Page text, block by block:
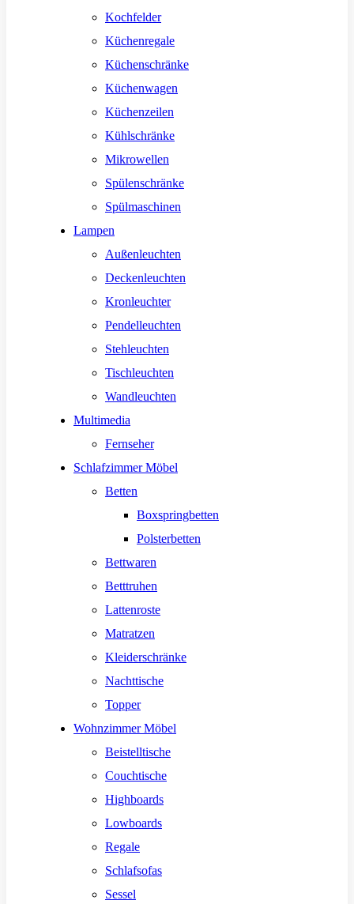
Kochfelder
Küchenregale
Küchenschränke
Küchenwagen
Küchenzeilen
Kühlschränke
Mikrowellen
Spülenschränke
Spülmaschinen
Lampen
Außenleuchten
Deckenleuchten
Kronleuchter
Pendelleuchten
Stehleuchten
Tischleuchten
Wandleuchten
Multimedia
Fernseher
Schlafzimmer Möbel
Betten
Boxspringbetten
Polsterbetten
Bettwaren
Betttruhen
Lattenroste
Matratzen
Kleiderschränke
Nachttische
Topper
Wohnzimmer Möbel
Beistelltische
Couchtische
Highboards
Lowboards
Regale
Schlafsofas
Sessel